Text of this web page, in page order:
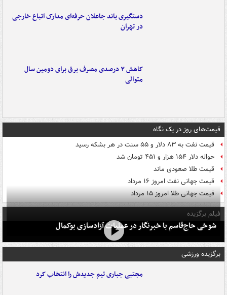
دستگیری باند جاعلان حرفه‌ای مدارک اتباع خارجی
در تهران
کاهش ۳ درصدی مصرف برق برای دومین سال
متوالی
قیمت‌های روز در یک نگاه
قیمت نفت به ۸۳ دلار و ۵۵ سنت در هر بشکه رسید
حواله دلار ۱۵۴ هزار و ۴۵۱ تومان شد
قیمت طلا صعودی ماند
قیمت جهانی نفت امروز ۱۶ مرداد
قیمت جهانی طلا امروز ۱۵ مرداد
فیلم برگزیده
شوخی حاج‌قاسم با خبرنگار در عملیات آزادسازی بوکمال
برگزیده ورزشی
مجتبی جباری تیم جدیدش را انتخاب کرد